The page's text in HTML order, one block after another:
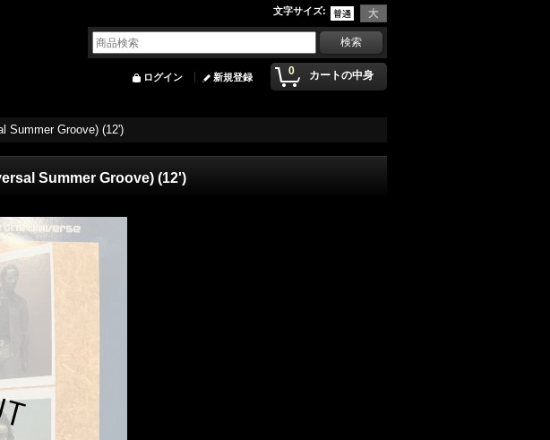
文字サイズ:
0 カートの中身
ログイン 新規登録
Summer Groove) (12')
Summer Groove) (12')